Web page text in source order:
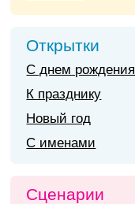
Открытки
С днем рождения
К празднику
Новый год
С именами
Сценарии